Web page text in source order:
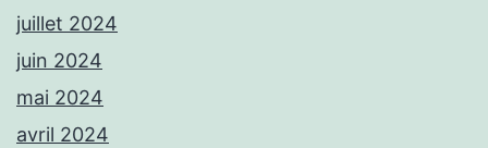
juillet 2024
juin 2024
mai 2024
avril 2024